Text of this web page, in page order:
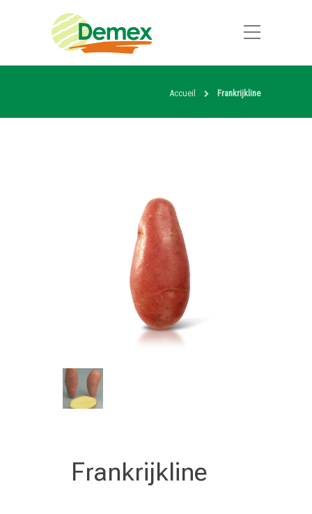
Accueil Frankrijkline
Frankrijkline